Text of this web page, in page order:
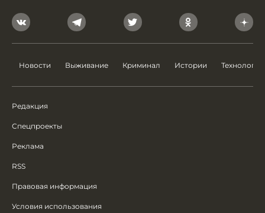
Новости Выживание Криминал Истории Технологии
Редакция
Спецпроекты
Реклама
RSS
Правовая информация
Условия использования